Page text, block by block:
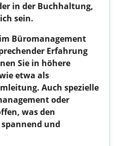
in der Buchhaltung,
sein.
Büromanagement
Erfahrung
Sie in höhere
etwa als
Auch spezielle
oder
was den
und